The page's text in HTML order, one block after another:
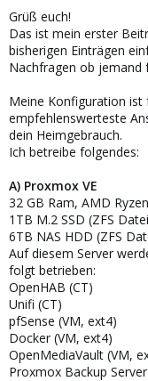
e
r
Grüß euch!
Das ist mein erster
bisherigen Einträgen
Nachfragen ob jemand
Meine Konfiguration ist
empfehlenswerteste
dein Heimgebrauch.
Ich betreibe folgendes:
A) Proxmox VE
32 GB Ram, AMD
1TB M.2 SSD (ZFS
6TB NAS HDD (ZFS
Auf diesem Server
folgt betrieben:
OpenHAB (CT)
Unifi (CT)
pfSense (VM, ext4)
Docker (VM, ext4)
OpenMediaVault (VM,
Proxmox Backup